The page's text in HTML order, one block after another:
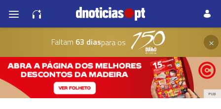
Faltam 63 diaspara os ×
PUB